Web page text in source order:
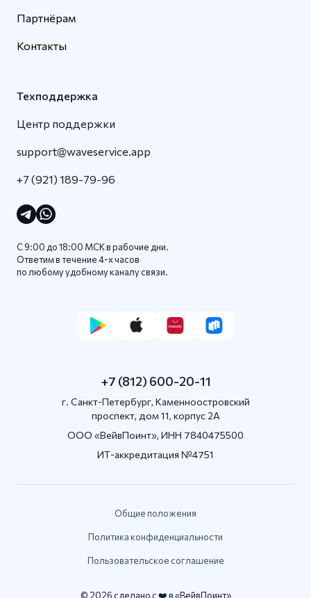
Партнёрам
Контакты
Техподдержка
Центр поддержки
support@waveservice.app
+7 (921) 189-79-96
С 9:00 до 18:00 МСК в рабочие дни.
Ответим в течение 4-x часов
по любому удобному каналу связи.
+7 (812) 600-20-11
г. Санкт-Петербург, Каменноостровский
проспект, дом 11, корпус 2А
OOO «ВейвПоинт», ИНН 7840475500
ИТ-аккредитация №4751
© 2026 сделано с ❤️ в «ВейвПоинт»
Общие положения
Политика конфиденциальности
Пользовательское соглашение